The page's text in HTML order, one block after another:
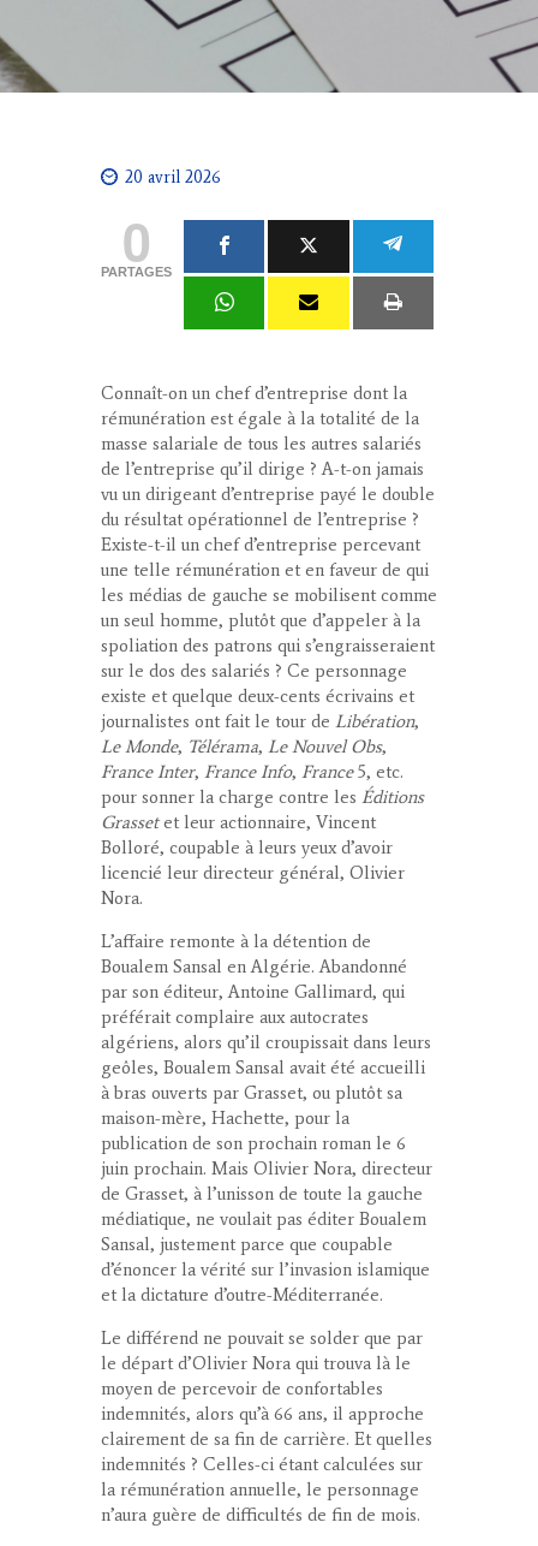
20 avril 2026
0
PARTAGES
Connaît-on un chef d’entreprise dont la
rémunération est égale à la totalité de la
masse salariale de tous les autres salariés
de l’entreprise qu’il dirige ? A-t-on jamais
vu un dirigeant d’entreprise payé le double
du résultat opérationnel de l’entreprise ?
Existe-t-il un chef d’entreprise percevant
une telle rémunération et en faveur de qui
les médias de gauche se mobilisent comme
un seul homme, plutôt que d’appeler à la
spoliation des patrons qui s’engraisseraient
sur le dos des salariés ? Ce personnage
existe et quelque deux-cents écrivains et
journalistes ont fait le tour de Libération,
Le Monde, Télérama, Le Nouvel Obs,
France Inter, France Info, France5, etc.
pour sonner la charge contre les Éditions
Grassetet leur actionnaire, Vincent
Bolloré, coupable à leurs yeux d’avoir
licencié leur directeur général, Olivier
Nora.
L’affaire remonte à la détention de
Boualem Sansal en Algérie. Abandonné
par son éditeur, Antoine Gallimard, qui
préférait complaire aux autocrates
algériens, alors qu’il croupissait dans leurs
geôles, Boualem Sansal avait été accueilli
à bras ouverts par Grasset, ou plutôt sa
maison-mère, Hachette, pour la
publication de son prochain roman le 6
juin prochain. Mais Olivier Nora, directeur
de Grasset, à l’unisson de toute la gauche
médiatique, ne voulait pas éditer Boualem
Sansal, justement parce que coupable
d’énoncer la vérité sur l’invasion islamique
et la dictature d’outre-Méditerranée.
Le différend ne pouvait se solder que par
le départ d’Olivier Nora qui trouva là le
moyen de percevoir de confortables
indemnités, alors qu’à 66 ans, il approche
clairement de sa fin de carrière. Et quelles
indemnités ? Celles-ci étant calculées sur
la rémunération annuelle, le personnage
n’aura guère de difficultés de fin de mois.